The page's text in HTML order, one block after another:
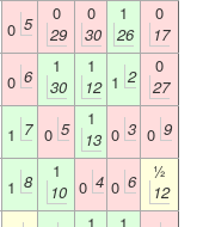
0 5
0
29
0
30
1
26
0
17
0 6
1
30
1
12 1 2
0
27
1 7 0 5
1
13 0 3 0 9
1 8
1
10 0 4 0 6
½
12